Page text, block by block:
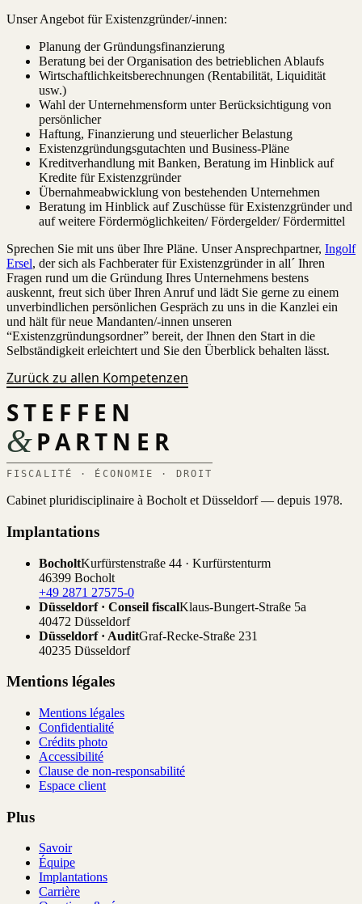
Unser Angebot für Existenzgründer/-innen:
Planung der Gründungsfinanzierung
Beratung bei der Organisation des betrieblichen Ablaufs
Wirtschaftlichkeitsberechnungen (Rentabilität, Liquidität
usw.)
Wahl der Unternehmensform unter Berücksichtigung von
persönlicher
Haftung, Finanzierung und steuerlicher Belastung
Existenzgründungsgutachten und Business-Pläne
Kreditverhandlung mit Banken, Beratung im Hinblick auf
Kredite für Existenzgründer
Übernahmeabwicklung von bestehenden Unternehmen
Beratung im Hinblick auf Zuschüsse für Existenzgründer und
auf weitere Fördermöglichkeiten/ Fördergelder/ Fördermittel
Sprechen Sie mit uns über Ihre Pläne. Unser Ansprechpartner, Ingolf
Ersel, der sich als Fachberater für Existenzgründer in all´ Ihren
Fragen rund um die Gründung Ihres Unternehmens bestens
auskennt, freut sich über Ihren Anruf und lädt Sie gerne zu einem
unverbindlichen persönlichen Gespräch zu uns in die Kanzlei ein
und hält für neue Mandanten/-innen unseren
“Existenzgründungsordner” bereit, der Ihnen den Start in die
Selbständigkeit erleichtert und Sie den Überblick behalten lässt.
Zurück zu allen Kompetenzen
STEFFEN
&PARTNER
FISCALITÉ · ÉCONOMIE · DROIT
Cabinet pluridisciplinaire à Bocholt et Düsseldorf — depuis 1978.
Implantations
BocholtKurfürstenstraße 44 · Kurfürstenturm
46399 Bocholt
+49 2871 27575-0
Düsseldorf · Conseil fiscalKlaus-Bungert-Straße 5a
40472 Düsseldorf
Düsseldorf · AuditGraf-Recke-Straße 231
40235 Düsseldorf
Mentions légales
Mentions légales
Confidentialité
Crédits photo
Accessibilité
Clause de non-responsabilité
Espace client
Plus
Savoir
Équipe
Implantations
Carrière